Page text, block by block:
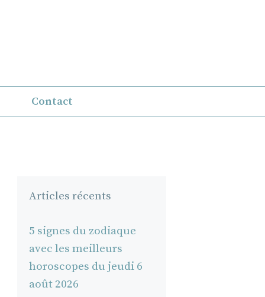
Contact
Articles récents
5 signes du zodiaque
avec les meilleurs
horoscopes du jeudi 6
août 2026